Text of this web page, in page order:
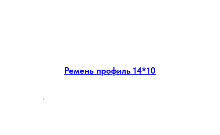
Ремень профиль 14*10